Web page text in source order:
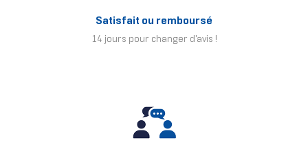
Satisfait ou remboursé
14 jours pour changer d'avis !